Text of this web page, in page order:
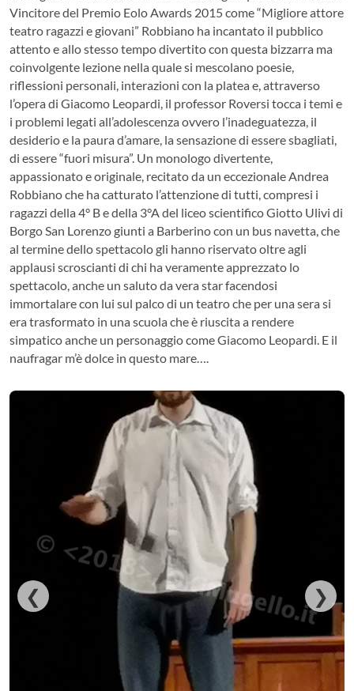
Vincitore del Premio Eolo Awards 2015 come “Migliore attore
teatro ragazzi e giovani” Robbiano ha incantato il pubblico
attento e allo stesso tempo divertito con questa bizzarra ma
coinvolgente lezione nella quale si mescolano poesie,
riflessioni personali, interazioni con la platea e, attraverso
l’opera di Giacomo Leopardi, il professor Roversi tocca i temi e
i problemi legati all’adolescenza ovvero l’inadeguatezza, il
desiderio e la paura d’amare, la sensazione di essere sbagliati,
di essere “fuori misura”. Un monologo divertente,
appassionato e originale, recitato da un eccezionale Andrea
Robbiano che ha catturato l’attenzione di tutti, compresi i
ragazzi della 4° B e della 3°A del liceo scientifico Giotto Ulivi di
Borgo San Lorenzo giunti a Barberino con un bus navetta, che
al termine dello spettacolo gli hanno riservato oltre agli
applausi scroscianti di chi ha veramente apprezzato lo
spettacolo, anche un saluto da vera star facendosi
immortalare con lui sul palco di un teatro che per una sera si
era trasformato in una scuola che è riuscita a rendere
simpatico anche un personaggio come Giacomo Leopardi. E il
naufragar m’è dolce in questo mare….
❮ ❯